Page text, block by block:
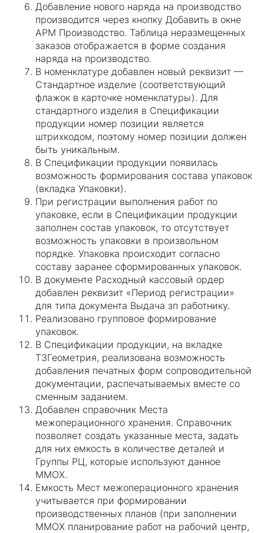
Добавление нового наряда на производство
производится через кнопку Добавить в окне
АРМ Производство. Таблица неразмещенных
заказов отображается в форме создания
наряда на производство.
В номенклатуре добавлен новый реквизит —
Стандартное изделие (соответствующий
флажок в карточке номенклатуры). Для
стандартного изделия в Спецификации
продукции номер позиции является
штрихкодом, поэтому номер позиции должен
быть уникальным.
В Спецификации продукции появилась
возможность формирования состава упаковок
(вкладка Упаковки).
При регистрации выполнения работ по
упаковке, если в Спецификации продукции
заполнен состав упаковок, то отсутствует
возможность упаковки в произвольном
порядке. Упаковка происходит согласно
составу заранее сформированных упаковок.
В документе Расходный кассовый ордер
добавлен реквизит «Период регистрации»
для типа документа Выдача зп работнику.
Реализовано групповое формирование
упаковок.
В Спецификации продукции, на вкладке
ТЗГеометрия, реализована возможность
добавления печатных форм сопроводительной
документации, распечатываемых вместе со
сменным заданием.
Добавлен справочник Места
межоперационного хранения. Справочник
позволяет создать указанные места, задать
для них емкость в количестве деталей и
Группы РЦ, которые используют данное
ММОХ.
Емкость Мест межоперационного хранения
учитывается при формировании
производственных планов (при заполнении
ММОХ планирование работ на рабочий центр,